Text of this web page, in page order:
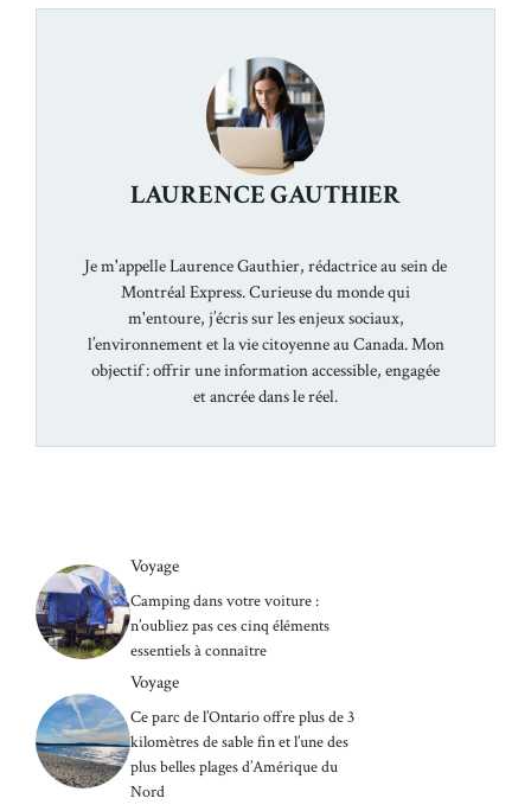
LAURENCE GAUTHIER
Je m'appelle Laurence Gauthier, rédactrice au sein de
Montréal Express. Curieuse du monde qui
m'entoure, j’écris sur les enjeux sociaux,
l’environnement et la vie citoyenne au Canada. Mon
objectif : offrir une information accessible, engagée
et ancrée dans le réel.
Voyage
Camping dans votre voiture :
n’oubliez pas ces cinq éléments
essentiels à connaître
Voyage
Ce parc de l’Ontario offre plus de 3
kilomètres de sable fin et l’une des
plus belles plages d’Amérique du
Nord